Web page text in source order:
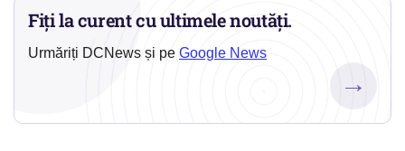
Fiți la curent cu ultimele noutăți.
Urmăriți DCNews și pe Google News
→